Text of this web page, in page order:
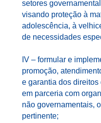
setores
visando proteção à
adolescência, à
de necessidades
IV – formular e
promoção,
e garantia dos
em parceria com
não governamentais,
pertinente;